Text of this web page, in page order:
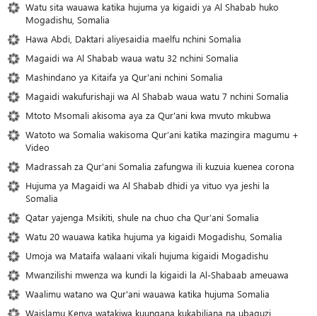
Watu sita wauawa katika hujuma ya kigaidi ya Al Shabab huko
Mogadishu, Somalia
Hawa Abdi, Daktari aliyesaidia maelfu nchini Somalia
Magaidi wa Al Shabab waua watu 32 nchini Somalia
Mashindano ya Kitaifa ya Qur'ani nchini Somalia
Magaidi wakufurishaji wa Al Shabab waua watu 7 nchini Somalia
Mtoto Msomali akisoma aya za Qur'ani kwa mvuto mkubwa
Watoto wa Somalia wakisoma Qur’ani katika mazingira magumu +
Video
Madrassah za Qur'ani Somalia zafungwa ili kuzuia kuenea corona
Hujuma ya Magaidi wa Al Shabab dhidi ya vituo vya jeshi la
Somalia
Qatar yajenga Msikiti, shule na chuo cha Qur’ani Somalia
Watu 20 wauawa katika hujuma ya kigaidi Mogadishu, Somalia
Umoja wa Mataifa walaani vikali hujuma kigaidi Mogadishu
Mwanzilishi mwenza wa kundi la kigaidi la Al-Shabaab ameuawa
Waalimu watano wa Qur'ani wauawa katika hujuma Somalia
Waislamu Kenya watakiwa kuungana kukabiliana na ubaguzi